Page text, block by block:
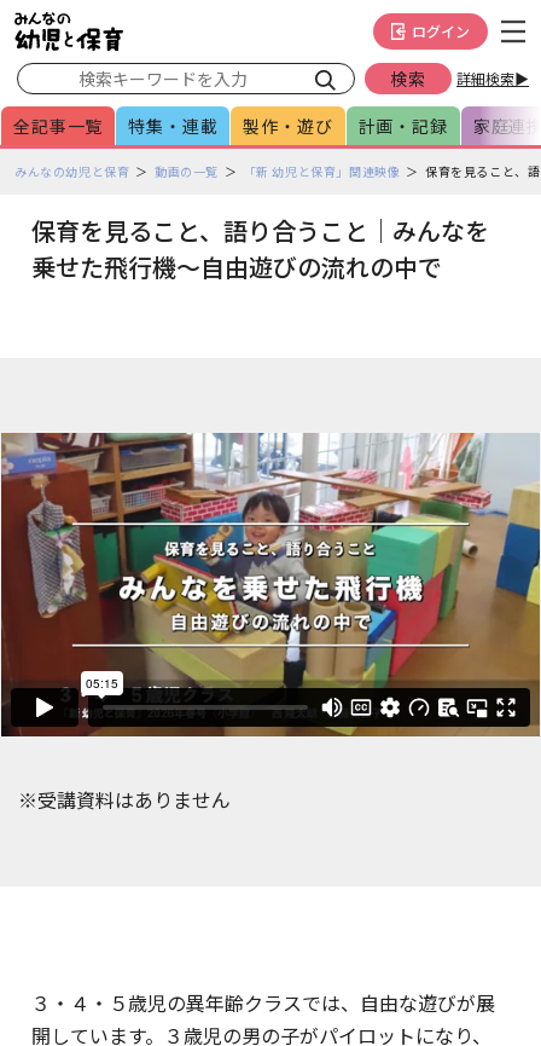
詳細検索▶
ログイン
全記事一覧 特集・連載 製作・遊び 計画・記録 家庭連
ペみんなの幼児と保育 動画の一覧 「新 幼児と保育」関連映像 保育を見ること、
保育を見ること、語り合うこと｜みんなを
乗せた飛行機～自由遊びの流れの中で
※受講資料はありません
３・４・５歳児の異年齢クラスでは、自由な遊びが展
開しています。３歳児の男の子がパイロットになり、